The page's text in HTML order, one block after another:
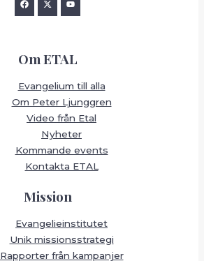
Om ETAL
Evangelium till alla
Om Peter Ljunggren
Video från Etal
Nyheter
Kommande events
Kontakta ETAL
Mission
Evangelieinstitutet
Unik missionsstrategi
Rapporter från kampanjer